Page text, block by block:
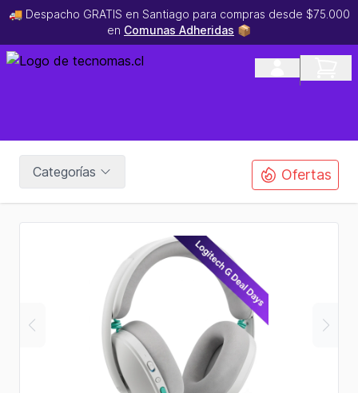
🚚 Despacho GRATIS en Santiago para compras desde $75.000
en Comunas Adheridas 📦
Categorías Ofertas